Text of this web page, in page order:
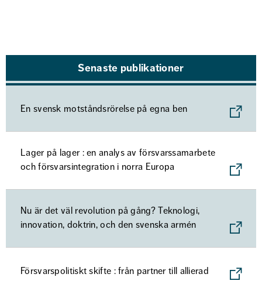
Senaste publikationer
En svensk motståndsrörelse på egna ben
Lager på lager : en analys av försvarssamarbete
och försvarsintegration i norra Europa
Nu är det väl revolution på gång? Teknologi,
innovation, doktrin, och den svenska armén
Försvarspolitiskt skifte : från partner till allierad